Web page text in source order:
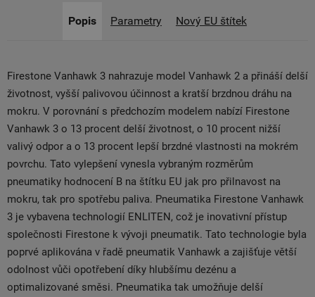
Popis Parametry Nový EU štítek
Firestone Vanhawk 3 nahrazuje model Vanhawk 2 a přináší delší
životnost, vyšší palivovou účinnost a kratší brzdnou dráhu na
mokru. V porovnání s předchozím modelem nabízí Firestone
Vanhawk 3 o 13 procent delší životnost, o 10 procent nižší
valivý odpor a o 13 procent lepší brzdné vlastnosti na mokrém
povrchu. Tato vylepšení vynesla vybraným rozměrům
pneumatiky hodnocení B na štítku EU jak pro přilnavost na
mokru, tak pro spotřebu paliva. Pneumatika Firestone Vanhawk
3 je vybavena technologií ENLITEN, což je inovativní přístup
společnosti Firestone k vývoji pneumatik. Tato technologie byla
poprvé aplikována v řadě pneumatik Vanhawk a zajišťuje větší
odolnost vůči opotřebení díky hlubšímu dezénu a
optimalizované směsi. Pneumatika tak umožňuje delší